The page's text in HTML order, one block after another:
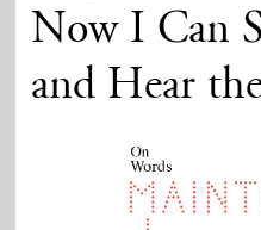
Now I Can
and Hear